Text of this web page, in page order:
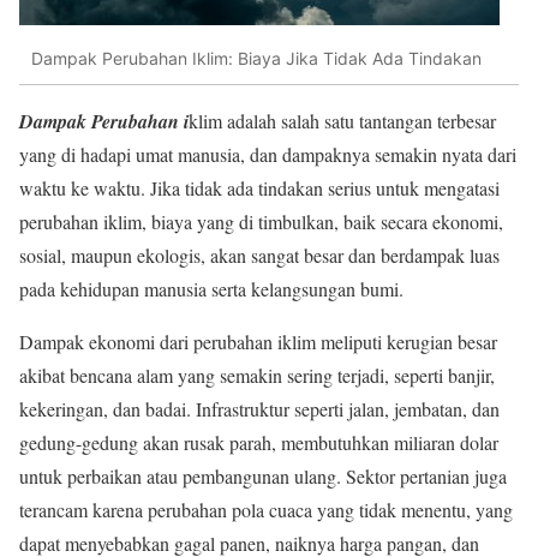
Dampak Perubahan Iklim: Biaya Jika Tidak Ada Tindakan
Dampak Perubahan iklim adalah salah satu tantangan terbesar
yang di hadapi umat manusia, dan dampaknya semakin nyata dari
waktu ke waktu. Jika tidak ada tindakan serius untuk mengatasi
perubahan iklim, biaya yang di timbulkan, baik secara ekonomi,
sosial, maupun ekologis, akan sangat besar dan berdampak luas
pada kehidupan manusia serta kelangsungan bumi.
Dampak ekonomi dari perubahan iklim meliputi kerugian besar
akibat bencana alam yang semakin sering terjadi, seperti banjir,
kekeringan, dan badai. Infrastruktur seperti jalan, jembatan, dan
gedung-gedung akan rusak parah, membutuhkan miliaran dolar
untuk perbaikan atau pembangunan ulang. Sektor pertanian juga
terancam karena perubahan pola cuaca yang tidak menentu, yang
dapat menyebabkan gagal panen, naiknya harga pangan, dan